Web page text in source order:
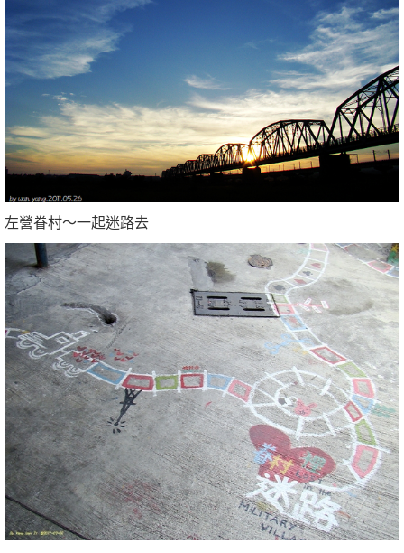
左營眷村～一起迷路去